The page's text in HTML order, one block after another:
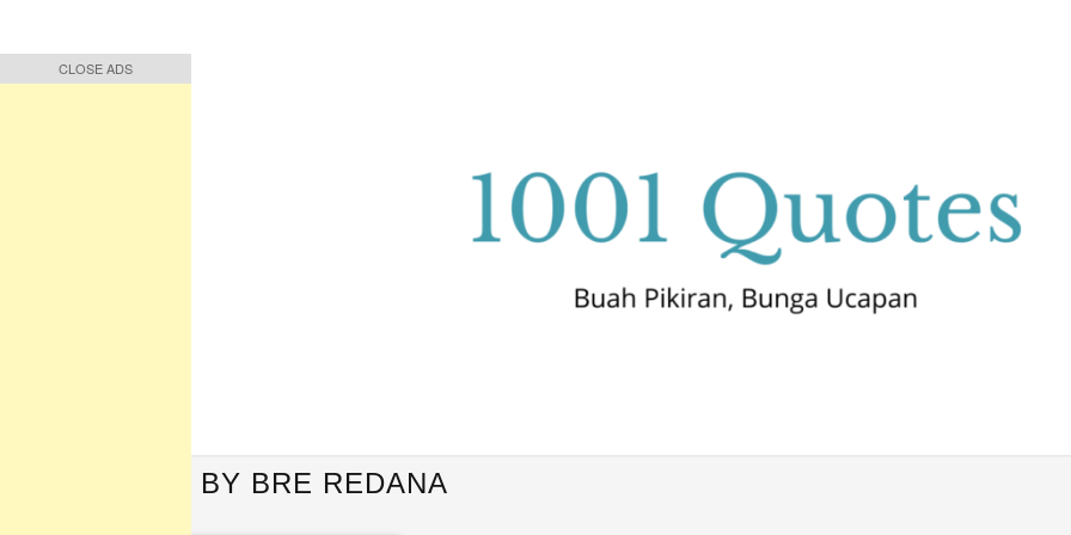
Quote Hari Puisi
QUOTES BY BRE REDANA
CLOSE ADS
CLOSE ADS